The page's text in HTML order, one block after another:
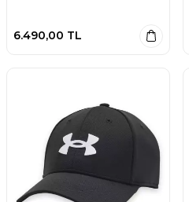
6.490,00 TL